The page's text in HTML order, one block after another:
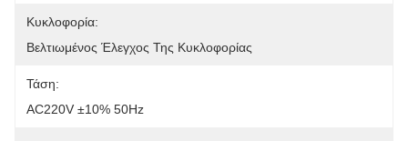
Κυκλοφορία:
Βελτιωμένος Έλεγχος Της Κυκλοφορίας
Τάση:
AC220V ±10% 50Hz